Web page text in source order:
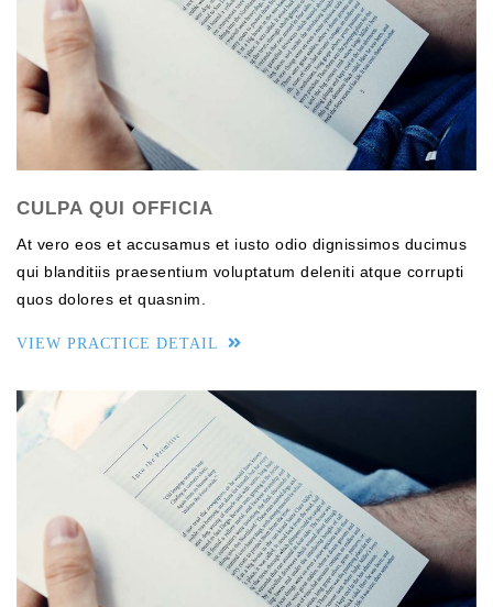
CULPA QUI OFFICIA
At vero eos et accusamus et iusto odio dignissimos ducimus
qui blanditiis praesentium voluptatum deleniti atque corrupti
quos dolores et quasnim.
VIEW PRACTICE DETAIL